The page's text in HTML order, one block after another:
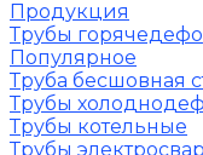
Продукция
Трубы
Популярное
Труба бесшовная
Трубы
Трубы котельные
Трубы